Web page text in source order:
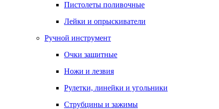
Пистолеты поливочные
Лейки и опрыскиватели
Ручной инструмент
Очки защитные
Ножи и лезвия
Рулетки, линейки и угольники
Струбцины и зажимы